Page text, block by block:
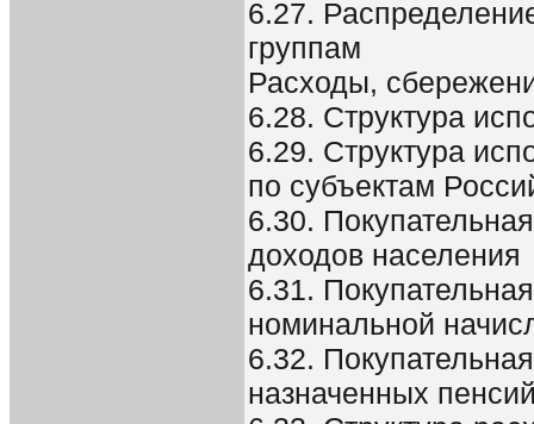
6.27.
группам
Расходы,
6.28. Структура
6.29. Структура
по субъектам
6.30.
доходов населения
6.31.
номинальной
6.32.
назначенных